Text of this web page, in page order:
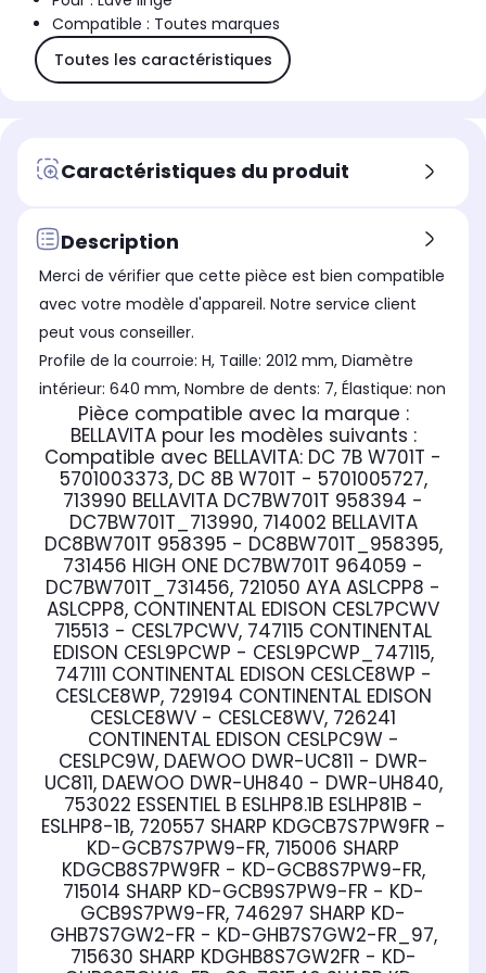
Compatible : Toutes marques
Toutes les caractéristiques
Caractéristiques du produit
Description
Merci de vérifier que cette pièce est bien compatible
avec votre modèle d'appareil. Notre service client
peut vous conseiller.
Profile de la courroie: H, Taille: 2012 mm, Diamètre
intérieur: 640 mm, Nombre de dents: 7, Élastique: non
Pièce compatible avec la marque :
BELLAVITA pour les modèles suivants :
Compatible avec BELLAVITA: DC 7B W701T -
5701003373, DC 8B W701T - 5701005727,
713990 BELLAVITA DC7BW701T 958394 -
DC7BW701T_713990, 714002 BELLAVITA
DC8BW701T 958395 - DC8BW701T_958395,
731456 HIGH ONE DC7BW701T 964059 -
DC7BW701T_731456, 721050 AYA ASLCPP8 -
ASLCPP8, CONTINENTAL EDISON CESL7PCWV
715513 - CESL7PCWV, 747115 CONTINENTAL
EDISON CESL9PCWP - CESL9PCWP_747115,
747111 CONTINENTAL EDISON CESLCE8WP -
CESLCE8WP, 729194 CONTINENTAL EDISON
CESLCE8WV - CESLCE8WV, 726241
CONTINENTAL EDISON CESLPC9W -
CESLPC9W, DAEWOO DWR-UC811 - DWR-
UC811, DAEWOO DWR-UH840 - DWR-UH840,
753022 ESSENTIEL B ESLHP8.1B ESLHP81B -
ESLHP8-1B, 720557 SHARP KDGCB7S7PW9FR -
KD-GCB7S7PW9-FR, 715006 SHARP
KDGCB8S7PW9FR - KD-GCB8S7PW9-FR,
715014 SHARP KD-GCB9S7PW9-FR - KD-
GCB9S7PW9-FR, 746297 SHARP KD-
GHB7S7GW2-FR - KD-GHB7S7GW2-FR_97,
715630 SHARP KDGHB8S7GW2FR - KD-